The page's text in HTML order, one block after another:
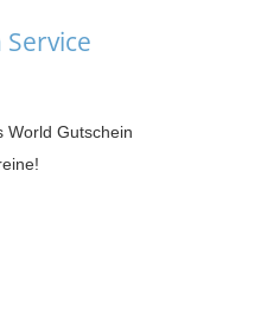
World Gutschein